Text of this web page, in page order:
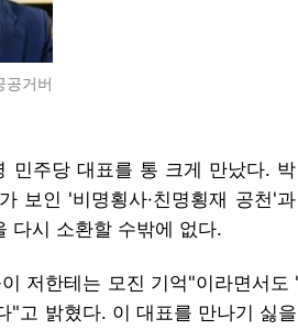
거버
민주당 대표를 통 크게 만났다. 박
보인 '비명횡사·친명횡재 공천'
다시 소환할 수밖에 없다.
저한테는 모진 기억"이라면서도
"고 밝혔다. 이 대표를 만나기 싫